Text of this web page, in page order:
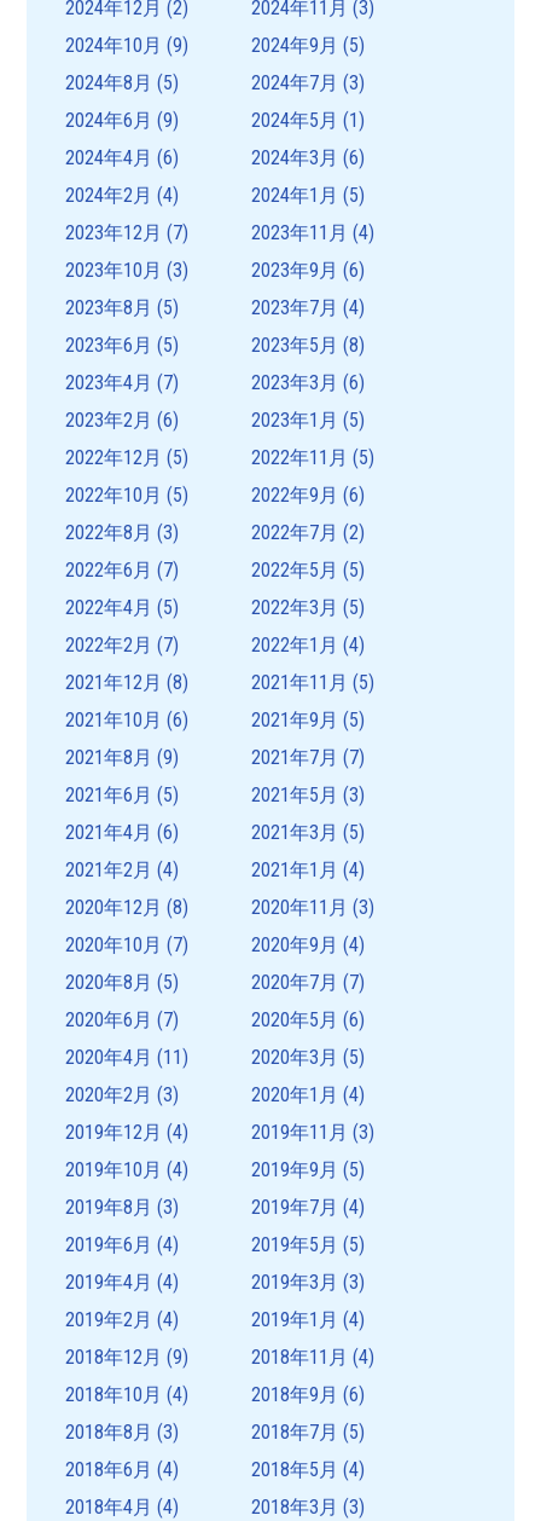
2024年12月 (2) 2024年11月 (3)
2024年10月 (9) 2024年9月 (5)
2024年8月 (5) 2024年7月 (3)
2024年6月 (9) 2024年5月 (1)
2024年4月 (6) 2024年3月 (6)
2024年2月 (4) 2024年1月 (5)
2023年12月 (7) 2023年11月 (4)
2023年10月 (3) 2023年9月 (6)
2023年8月 (5) 2023年7月 (4)
2023年6月 (5) 2023年5月 (8)
2023年4月 (7) 2023年3月 (6)
2023年2月 (6) 2023年1月 (5)
2022年12月 (5) 2022年11月 (5)
2022年10月 (5) 2022年9月 (6)
2022年8月 (3) 2022年7月 (2)
2022年6月 (7) 2022年5月 (5)
2022年4月 (5) 2022年3月 (5)
2022年2月 (7) 2022年1月 (4)
2021年12月 (8) 2021年11月 (5)
2021年10月 (6) 2021年9月 (5)
2021年8月 (9) 2021年7月 (7)
2021年6月 (5) 2021年5月 (3)
2021年4月 (6) 2021年3月 (5)
2021年2月 (4) 2021年1月 (4)
2020年12月 (8) 2020年11月 (3)
2020年10月 (7) 2020年9月 (4)
2020年8月 (5) 2020年7月 (7)
2020年6月 (7) 2020年5月 (6)
2020年4月 (11) 2020年3月 (5)
2020年2月 (3) 2020年1月 (4)
2019年12月 (4) 2019年11月 (3)
2019年10月 (4) 2019年9月 (5)
2019年8月 (3) 2019年7月 (4)
2019年6月 (4) 2019年5月 (5)
2019年4月 (4) 2019年3月 (3)
2019年2月 (4) 2019年1月 (4)
2018年12月 (9) 2018年11月 (4)
2018年10月 (4) 2018年9月 (6)
2018年8月 (3) 2018年7月 (5)
2018年6月 (4) 2018年5月 (4)
2018年4月 (4) 2018年3月 (3)